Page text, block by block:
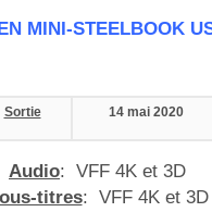
MINI-STEELBOOK
Sortie 14 mai 2020
Audio: VFF 4K et 3D
titres: VFF 4K et 3D